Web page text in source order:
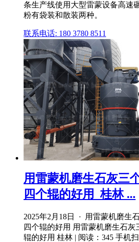
条生产线使用大型雷蒙设备高速
粉有袋装和散装两种。
联系电话: 180 3780 8511
用雷蒙机磨生石灰三
四个辊的好用_桂林 ...
2025年2月18日 · 用雷蒙机磨生
四个辊的好用 用雷蒙机磨生石
辊的好用 桂林 | 阅读：345 手机